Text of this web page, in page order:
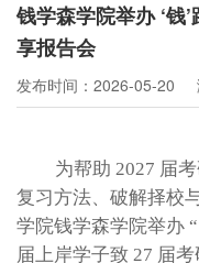
钱学森学院举办 ‘钱
享报告会
发布时间：2026-05-20
为帮助 2027 届
复习方法、破解择校
学院钱学森学院举办
届上岸学子致 27 届